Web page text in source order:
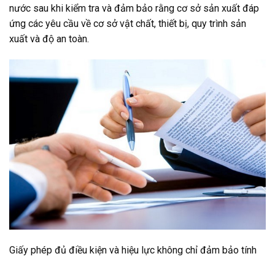
nước sau khi kiểm tra và đảm bảo rằng cơ sở sản xuất đáp
ứng các yêu cầu về cơ sở vật chất, thiết bị, quy trình sản
xuất và độ an toàn.
Giấy phép đủ điều kiện và hiệu lực không chỉ đảm bảo tính